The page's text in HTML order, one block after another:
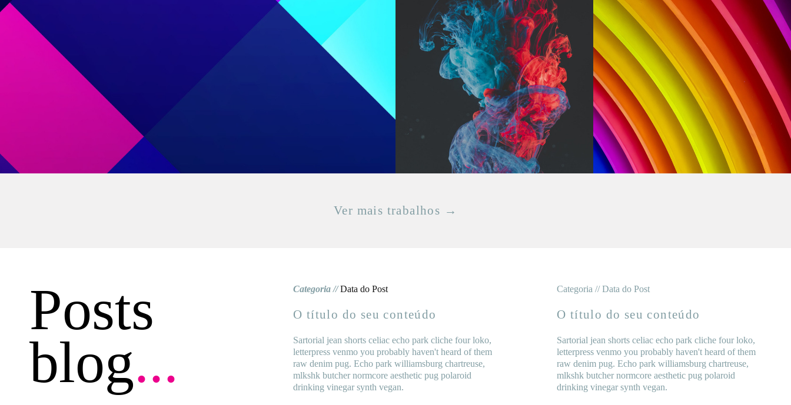
Ver mais trabalhos →
Posts
blog...
Categoria // Data do Post
O título do seu conteúdo
Sartorial jean shorts celiac echo park cliche four loko,
letterpress venmo you probably haven't heard of them
raw denim pug. Echo park williamsburg chartreuse,
mlkshk butcher normcore aesthetic pug polaroid
drinking vinegar synth vegan.
Categoria // Data do Post
O título do seu conteúdo
Sartorial jean shorts celiac echo park cliche four loko,
letterpress venmo you probably haven't heard of them
raw denim pug. Echo park williamsburg chartreuse,
mlkshk butcher normcore aesthetic pug polaroid
drinking vinegar synth vegan.